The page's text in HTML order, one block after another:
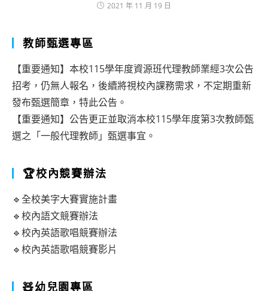
2021 年 11 月 19 日
教師甄選專區
【重要通知】本校115學年度資源班代理教師業經3次公告
招考，仍無人報名，後續將視校內課務需求，不定期重新
發布甄選簡章，特此公告。
【重要通知】公告更正並取消本校115學年度第3次教師甄
選之「一般代理教師」甄選事宜。
🏆校內競賽辦法
🔹全校美字大賽實施計畫
🔹校內語文競賽辦法
🔹校內英語歌唱競賽辦法
🔹校內英語歌唱競賽影片
🧸幼兒園專區